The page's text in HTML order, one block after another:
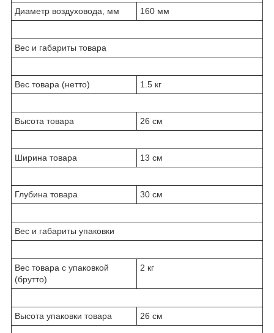
Диаметр воздуховода, мм 160 мм
Вес и габариты товара
Вес товара (нетто) 1.5 кг
Высота товара 26 см
Ширина товара 13 см
Глубина товара 30 см
Вес и габариты упаковки
Вес товара с упаковкой
(брутто)
2 кг
Высота упаковки товара 26 см